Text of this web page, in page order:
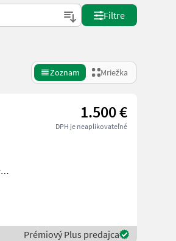
Filtre
Zoznam Mriežka
1.500 €
DPH je neaplikovateľné
Prémiový Plus predajca